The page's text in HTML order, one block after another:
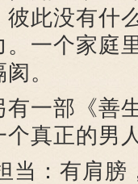
此没有什
一个家庭
。
一部《善
真正的男
：有肩膀